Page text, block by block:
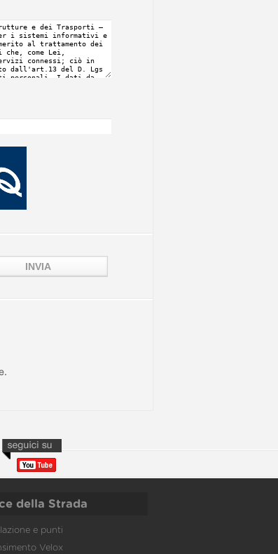
della Strada
e punti
Velox